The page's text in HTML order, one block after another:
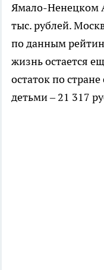
Ямало-Ненецком
тыс. рублей.
по данным
жизнь остается
остаток по
детьми – 21 317